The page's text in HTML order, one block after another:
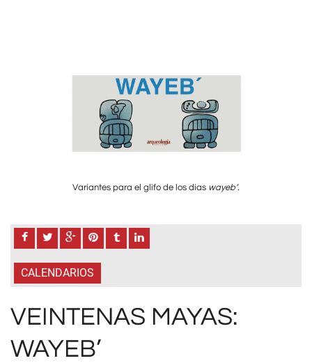
Variantes para el glifo de los días wayeb’.
CALENDARIOS
VEINTENAS MAYAS:
WAYEB’